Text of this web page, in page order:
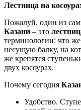
Лестница на
Пожалуй, один из
Казани – это
терминологии: что же
несущую балку, на
же крепятся
двух косоурах.
Почему сегодня
Удобство.